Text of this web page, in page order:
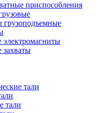
приспособления
грузоподъемные
электромагниты
захваты
тали
тали